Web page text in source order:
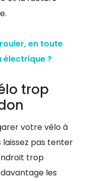
en toute
électrique ?
trop
votre vélo à
pas tenter
trop
les